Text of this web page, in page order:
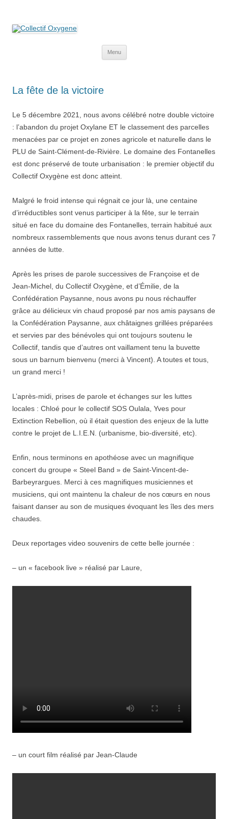
Menu
La fête de la victoire
Le 5 décembre 2021, nous avons célébré notre double victoire
: l’abandon du projet Oxylane ET le classement des parcelles
menacées par ce projet en zones agricole et naturelle dans le
PLU de Saint-Clément-de-Rivière. Le domaine des Fontanelles
est donc préservé de toute urbanisation : le premier objectif du
Collectif Oxygène est donc atteint.
Malgré le froid intense qui régnait ce jour là, une centaine
d’irréductibles sont venus participer à la fête, sur le terrain
situé en face du domaine des Fontanelles, terrain habitué aux
nombreux rassemblements que nous avons tenus durant ces 7
années de lutte.
Après les prises de parole successives de Françoise et de
Jean-Michel, du Collectif Oxygène, et d’Émilie, de la
Confédération Paysanne, nous avons pu nous réchauffer
grâce au délicieux vin chaud proposé par nos amis paysans de
la Confédération Paysanne, aux châtaignes grillées préparées
et servies par des bénévoles qui ont toujours soutenu le
Collectif, tandis que d’autres ont vaillament tenu la buvette
sous un barnum bienvenu (merci à Vincent). A toutes et tous,
un grand merci !
L’après-midi, prises de parole et échanges sur les luttes
locales : Chloé pour le collectif SOS Oulala, Yves pour
Extinction Rebellion, où il était question des enjeux de la lutte
contre le projet de L.I.E.N. (urbanisme, bio-diversité, etc).
Enfin, nous terminons en apothéose avec un magnifique
concert du groupe « Steel Band » de Saint-Vincent-de-
Barbeyrargues. Merci à ces magnifiques musiciennes et
musiciens, qui ont maintenu la chaleur de nos cœurs en nous
faisant danser au son de musiques évoquant les îles des mers
chaudes.
Deux reportages video souvenirs de cette belle journée :
– un « facebook live » réalisé par Laure,
– un court film réalisé par Jean-Claude